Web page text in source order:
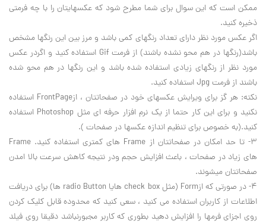
ممکن است که اين سوال براي شما مطرح شود که عکسهايتان را با چه فرمتي
ذخيره کنيد.
اگر عکس مورد نظر داراي تعداد رنگهاي کمي باشد و مرز بين اين رنگها مشخص
باشد(رنگها در هم محو نشده باشند) از فرمت Gif استفاده کنيد و اگردر عکس
مورد نظر از رنگهاي زيادي استفاده شده باشد و اين رنگها در هم محو شده
باشند از فرمت Jpg استفاده کنيد.
نکته: هر گز براي ويرايش عکسهاي خود در صفحاتتان ، ازFrontPage استفاده
نکنيد و براي اين کار حتما از يک نرم افزار حرفه اي مثل Photoshop استفاده
کنيد.(به خصوص براي تنظيم اندازه عکسها در صفحات ).
3- تا حد امکان در صفحاتتان از Frame هاي کمتري استفاده کنيد. Frame
هاي زياد در صفحات ، باعث افزايش حجم ودر نتيجه کاهش سرعت بالا امدن
صفحاتتان ميشوند.
4- در صورتي که ازForm (مثل check box هايا radio Button ها) براي دريافت
اطلاعات از کاربران استفاده مي کنيد ، سعي کنيد که محدوده قابل کليک کردن
روي اجزاي فرمها را افزايش دهيد بطوري که کاربر مجبورنباشد دقيقا روي فيلد